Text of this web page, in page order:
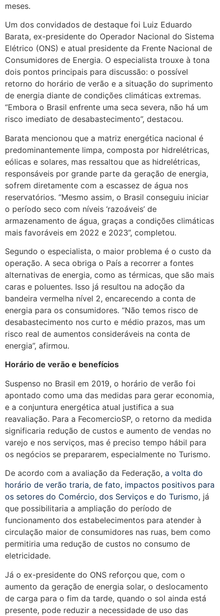
meses.
Um dos convidados de destaque foi Luiz Eduardo
Barata, ex-presidente do Operador Nacional do Sistema
Elétrico (ONS) e atual presidente da Frente Nacional de
Consumidores de Energia. O especialista trouxe à tona
dois pontos principais para discussão: o possível
retorno do horário de verão e a situação do suprimento
de energia diante de condições climáticas extremas.
“Embora o Brasil enfrente uma seca severa, não há um
risco imediato de desabastecimento”, destacou.
Barata mencionou que a matriz energética nacional é
predominantemente limpa, composta por hidrelétricas,
eólicas e solares, mas ressaltou que as hidrelétricas,
responsáveis por grande parte da geração de energia,
sofrem diretamente com a escassez de água nos
reservatórios. “Mesmo assim, o Brasil conseguiu iniciar
o período seco com níveis ‘razoáveis’ de
armazenamento de água, graças a condições climáticas
mais favoráveis em 2022 e 2023”, completou.
Segundo o especialista, o maior problema é o custo da
operação. A seca obriga o País a recorrer a fontes
alternativas de energia, como as térmicas, que são mais
caras e poluentes. Isso já resultou na adoção da
bandeira vermelha nível 2, encarecendo a conta de
energia para os consumidores. “Não temos risco de
desabastecimento nos curto e médio prazos, mas um
risco real de aumentos consideráveis na conta de
energia”, afirmou.
Horário de verão e benefícios
Suspenso no Brasil em 2019, o horário de verão foi
apontado como uma das medidas para gerar economia,
e a conjuntura energética atual justifica a sua
reavaliação. Para a FecomercioSP, o retorno da medida
significaria redução de custos e aumento de vendas no
varejo e nos serviços, mas é preciso tempo hábil para
os negócios se prepararem, especialmente no Turismo.
De acordo com a avaliação da Federação, a volta do
horário de verão traria, de fato, impactos positivos para
os setores do Comércio, dos Serviços e do Turismo, já
que possibilitaria a ampliação do período de
funcionamento dos estabelecimentos para atender à
circulação maior de consumidores nas ruas, bem como
permitiria uma redução de custos no consumo de
eletricidade.
Já o ex-presidente do ONS reforçou que, com o
aumento da geração de energia solar, o deslocamento
de carga para o fim da tarde, quando o sol ainda está
presente, pode reduzir a necessidade de uso das